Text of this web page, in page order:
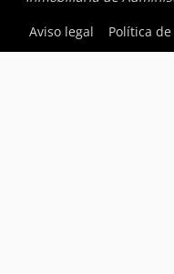
Aviso legal
Política